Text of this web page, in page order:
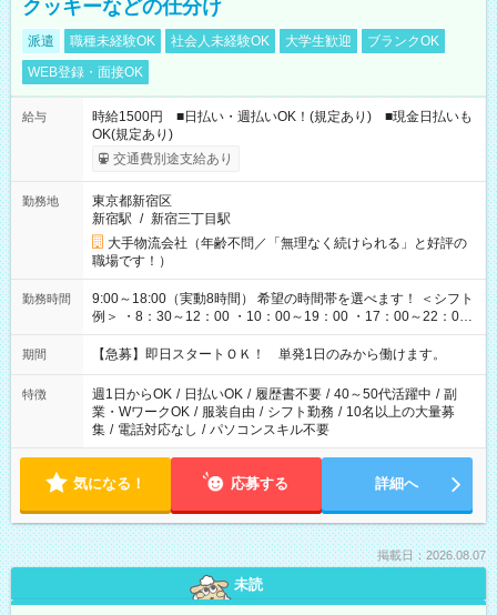
クッキーなどの仕分け
派遣 職種未経験OK 社会人未経験OK 大学生歓迎
ブランクOK
WEB登録・面接OK
給与
時給1500円 ■日払い・週払いOK！(規定あり) ■現金日払いも
OK(規定あり)
交通費別途支給あり
勤務地
東京都新宿区
新宿駅 / 新宿三丁目駅
大手物流会社（年齢不問／「無理なく続けられる」と好評の
職場です！）
勤務時間
9:00～18:00（実動8時間） 希望の時間帯を選べます！ ＜シフト
例＞ ・8：30～12：00 ・10：00～19：00 ・17：00～22：00
・13：00～22：00 ・22：00～翌6：00 など
期間 【急募】即日スタートＯＫ！ 単発1日のみから働けます。
特徴 週1日からOK / 日払いOK / 履歴書不要 / 40～50代活躍中 / 副
業・WワークOK / 服装自由 / シフト勤務 / 10名以上の大量募
集 / 電話対応なし / パソコンスキル不要
気になる！ 応募する 詳細へ
掲載日：2026.08.07
未読